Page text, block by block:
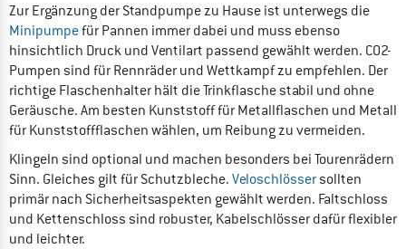
Zur Ergänzung der Standpumpe zu Hause ist unterwegs die
Minipumpefür Pannen immer dabei und muss ebenso
hinsichtlich Druck und Ventilart passend gewählt werden. CO2-
Pumpen sind für Rennräder und Wettkampf zu empfehlen. Der
richtige Flaschenhalter hält die Trinkflasche stabil und ohne
Geräusche. Am besten Kunststoff für Metallflaschen und Metall
für Kunststoffflaschen wählen, um Reibung zu vermeiden.
Klingeln sind optional und machen besonders bei Tourenrädern
Sinn. Gleiches gilt für Schutzbleche. Veloschlössersollten
primär nach Sicherheitsaspekten gewählt werden. Faltschloss
und Kettenschloss sind robuster, Kabelschlösser dafür flexibler
und leichter.